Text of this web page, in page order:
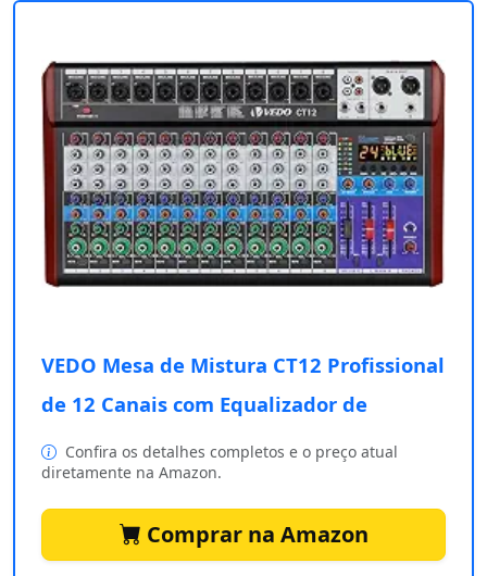
VEDO Mesa de Mistura CT12 Profissional
de 12 Canais com Equalizador de
Confira os detalhes completos e o preço atual
diretamente na Amazon.
Comprar na Amazon